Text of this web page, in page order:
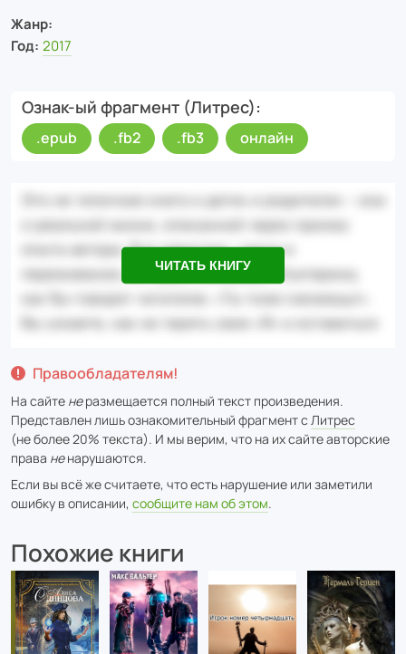
Жанр:
Год: 2017
Ознак-ый фрагмент (Литрес)
.epub .fb2 .fb3 онлайн
ЧИТАТЬ КНИГУ
Правообладателям!
На сайте неразмещается полный текст произведения.
Представлен лишь ознакомительный фрагмент с Литрес
(не более 20% текста). И мы верим, что на их сайте авторские
права ненарушаются.
Если вы всё же считаете, что есть нарушение или заметили
ошибку в описании, сообщите нам об этом.
Похожие книги